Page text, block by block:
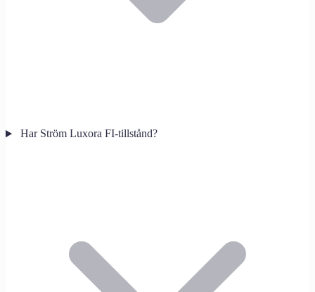
Har Ström Luxora FI-tillstånd?